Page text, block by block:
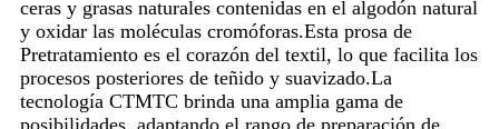
ceras y grasas naturales contenidas en el algodón natural
y oxidar las moléculas cromóforas.Esta prosa de
Pretratamiento es el corazón del textil, lo que facilita los
procesos posteriores de teñido y suavizado.La
tecnología CTMTC brinda una amplia gama de